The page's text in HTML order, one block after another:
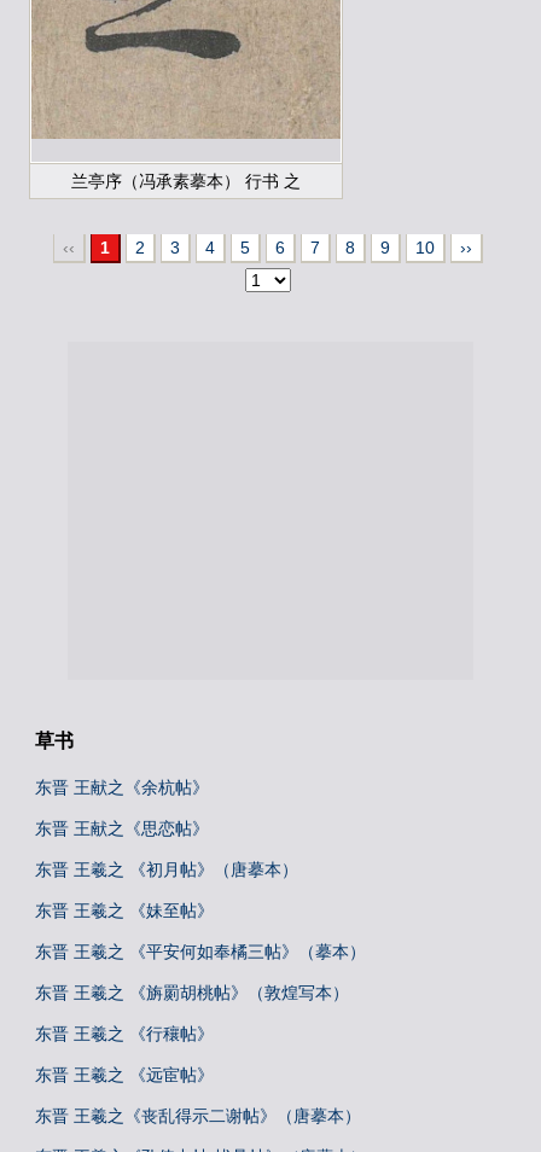
兰亭序（冯承素摹本） 行书 之
‹‹ 1 2 3 4 5 6 7 8 9 10 ››
草书
东晋 王献之《余杭帖》
东晋 王献之《思恋帖》
东晋 王羲之 《初月帖》（唐摹本）
东晋 王羲之 《妹至帖》
东晋 王羲之 《平安何如奉橘三帖》（摹本）
东晋 王羲之 《旃罽胡桃帖》（敦煌写本）
东晋 王羲之 《行穰帖》
东晋 王羲之 《远宦帖》
东晋 王羲之《丧乱得示二谢帖》（唐摹本）